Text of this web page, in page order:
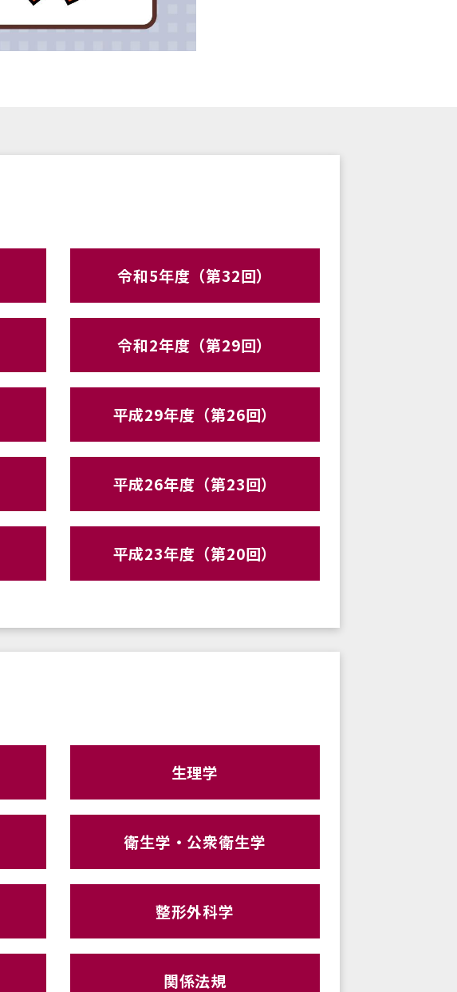
令和5年度（第32回）
令和2年度（第29回）
平成29年度（第26回）
平成26年度（第23回）
平成23年度（第20回）
生理学
衛生学・公衆衛生学
整形外科学
関係法規